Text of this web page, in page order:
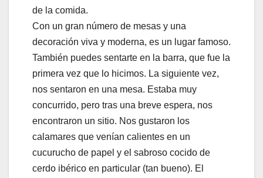
de la comida.
Con un gran número de mesas y una
decoración viva y moderna, es un lugar famoso.
También puedes sentarte en la barra, que fue la
primera vez que lo hicimos. La siguiente vez,
nos sentaron en una mesa. Estaba muy
concurrido, pero tras una breve espera, nos
encontraron un sitio. Nos gustaron los
calamares que venían calientes en un
cucurucho de papel y el sabroso cocido de
cerdo ibérico en particular (tan bueno). El